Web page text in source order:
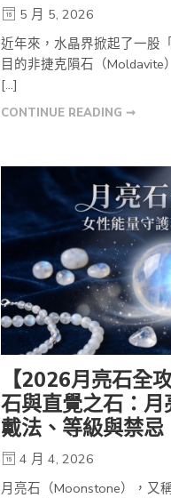
5 月 5, 2026
近年來，水晶界掀起了一股
目的非捷克隕石（Moldavite
[…]
CONTINUE READING ➞
【2026月亮石全
石與直覺之石：
戴法、等級與禁忌
4 月 4, 2026
月亮石（Moonstone），又